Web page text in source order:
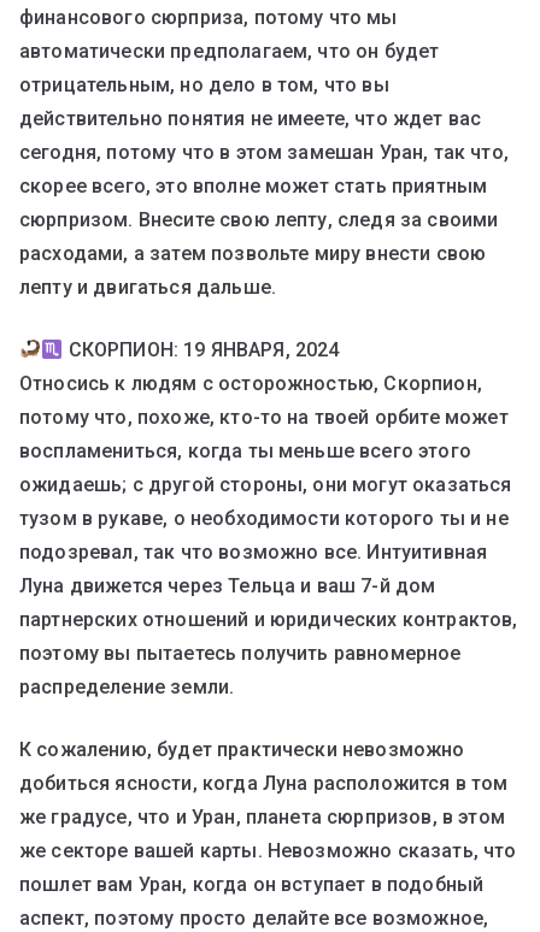
финансового сюрприза, потому что мы
автоматически предполагаем, что он будет
отрицательным, но дело в том, что вы
действительно понятия не имеете, что ждет вас
сегодня, потому что в этом замешан Уран, так что,
скорее всего, это вполне может стать приятным
сюрпризом. Внесите свою лепту, следя за своими
расходами, а затем позвольте миру внести свою
лепту и двигаться дальше.
СКОРПИОН: 19 ЯНВАРЯ, 2024
Относись к людям с осторожностью, Скорпион,
потому что, похоже, кто-то на твоей орбите может
воспламениться, когда ты меньше всего этого
ожидаешь; с другой стороны, они могут оказаться
тузом в рукаве, о необходимости которого ты и не
подозревал, так что возможно все. Интуитивная
Луна движется через Тельца и ваш 7-й дом
партнерских отношений и юридических контрактов,
поэтому вы пытаетесь получить равномерное
распределение земли.
К сожалению, будет практически невозможно
добиться ясности, когда Луна расположится в том
же градусе, что и Уран, планета сюрпризов, в этом
же секторе вашей карты. Невозможно сказать, что
пошлет вам Уран, когда он вступает в подобный
аспект, поэтому просто делайте все возможное,